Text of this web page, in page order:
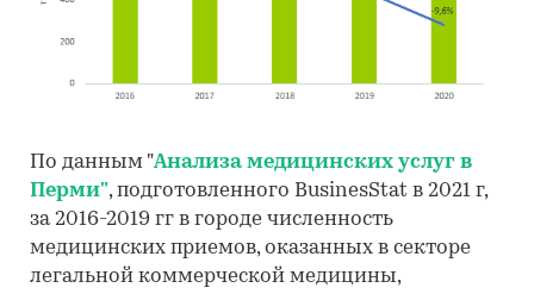
По данным "Анализа медицинских услуг в
Перми", подготовленного BusinesStat в 2021 г,
за 2016-2019 гг в городе численность
медицинских приемов, оказанных в секторе
легальной коммерческой медицины,